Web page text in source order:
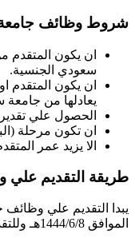
شروط وظائف
ان يكون
سعودي الجنسية.
ان يكون المتقدم
يعادلها من
الحصول علي
ان تكون مرحلة
الا يزيد عمر
طريقة التقديم علي
يبدا التقديم علي وظائف
الموافق 1444/6/8هـ وللتقديم (